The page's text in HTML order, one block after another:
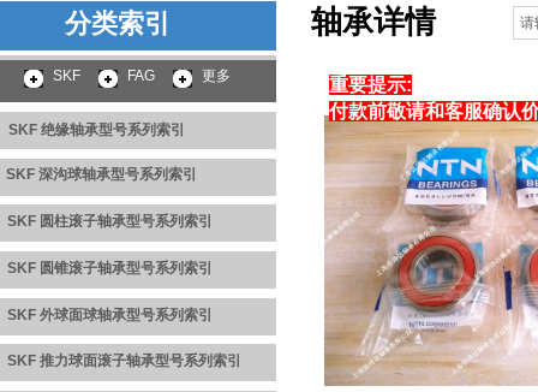
SKF 推力球面滚子轴承型号系列索引
SKF 深沟球轴承型号系列索引
SKF 圆柱滚子轴承型号系列索引
SKF 绝缘轴承型号系列 索引
SKF 外球面球轴承型号系列索引
轴承详情
分类索引
SKF FAG 更多
重要提示:
付款前敬请和客服确认
SKF 绝缘轴承型号系列索引
SKF 圆锥滚子轴承型号系列索引